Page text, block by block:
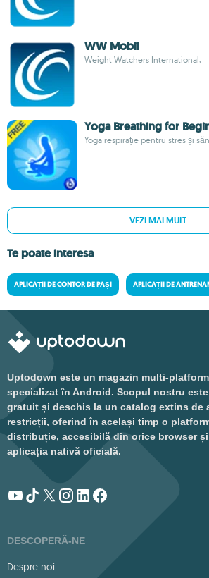
WW Mobil
Weight Watchers International,
Yoga Breathing for
Yoga respirație pentru stres și
VEZI MAI MULT
Te poate interesa
APLICAȚII DE CONTOR DE PAȘI APLICAȚII DE
Uptodown este un magazin multi-
specializat în Android. Scopul nostru
gratuit și deschis la un catalog extins de
restricții, oferind în același timp o
distribuție, accesibilă din orice browser
aplicația nativă oficială.
DESCOPERĂ-NE
Despre noi